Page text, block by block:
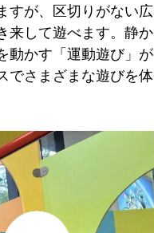
すが、区切りがない広
来して遊べます。静か
動かす「運動遊び」が
でさまざまな遊びを体